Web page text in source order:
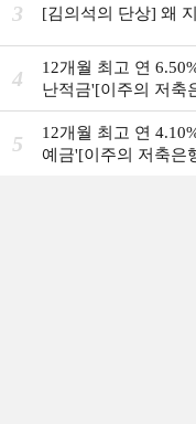
3 [김의석의 단상] 왜
4
12개월 최고 연
난적금'[이주의 저축
5
12개월 최고 연
예금'[이주의 저축은